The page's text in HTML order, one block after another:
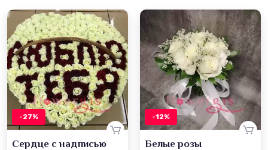
-27%
Сердце с надписью
-12%
Белые розы